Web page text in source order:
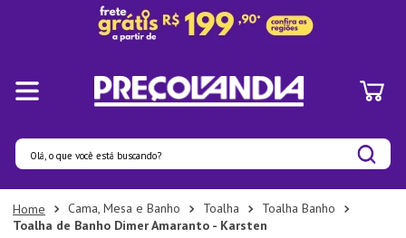
Olá, o que você está buscando?
Cama, Mesa e Banho Toalha
Toalha Banho
Toalha de Banho Dimer Amaranto - Karsten
Termos mais buscados
1º
Pratos